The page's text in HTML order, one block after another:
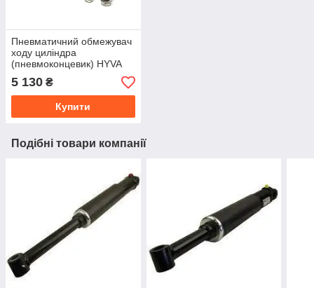
Пневматичний обмежувач
ходу циліндра
(пневмоконцевик) HYVA
14700506
5 130 ₴
Купити
Подібні товари компанії